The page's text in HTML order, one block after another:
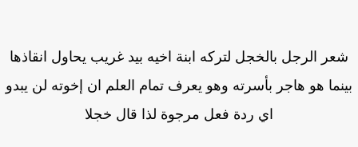
الرجل بالخجل لتركه ابنة اخيه بيد غريب يحاول انقاذها
هو هاجر بأسرته وهو يعرف تمام العلم ان إخوته لن يبدو
اي ردة فعل مرجوة لذا قال خجلا